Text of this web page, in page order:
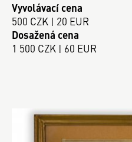
Vyvolávací cena
500 CZK | 20 EUR
Dosažená cena
1 500 CZK | 60 EUR